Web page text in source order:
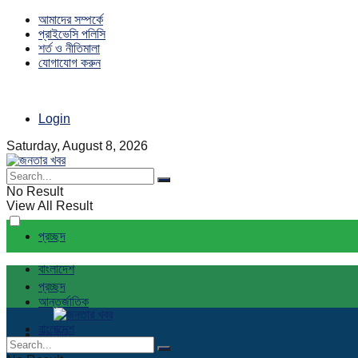
আমাদের সম্পর্কে
প্রাইভেসি পলিসি
শর্ত ও নীতিমালা
যোগাযোগ করুন
Login
Saturday, August 8, 2026
No Result
View All Result
প্রচ্ছদ
বাংলাদেশ
আন্তর্জাতিক
রাজনীতি
প্রচ্ছদ
বাংলাদেশ